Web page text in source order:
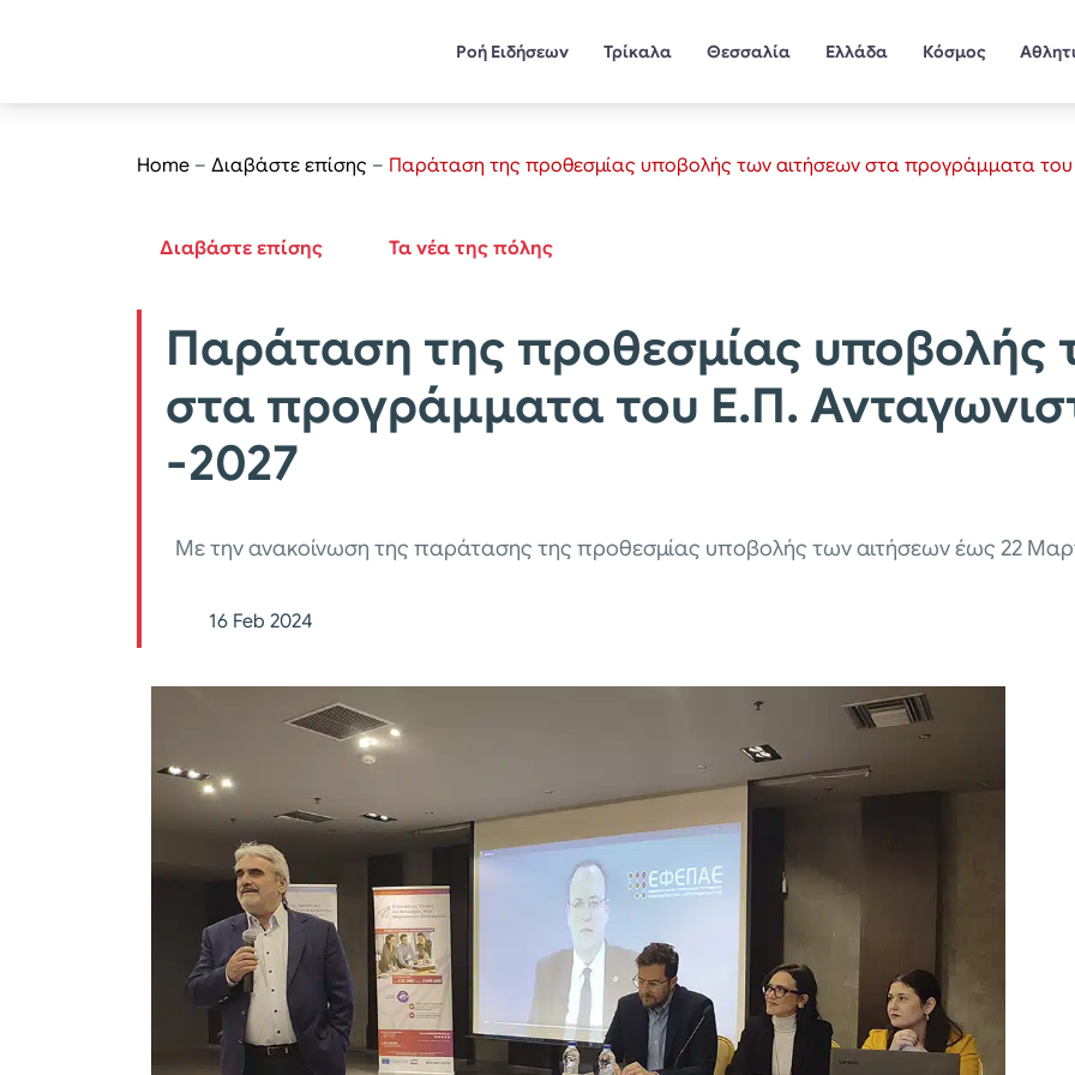
Ροή Ειδήσεων Τρίκαλα Θεσσαλία Ελλάδα Κόσμος
Home – Διαβάστε επίσης – Παράταση της προθεσμίας υποβολής των αιτήσεων στα προγράμματα του
Διαβάστε επίσης Τα νέα της πόλης
Παράταση της προθεσμίας υποβολής
στα προγράμματα του Ε.Π.
-2027
Με την ανακοίνωση της παράτασης της προθεσμίας υποβολής των αιτήσεων έως 22
16 Feb 2024